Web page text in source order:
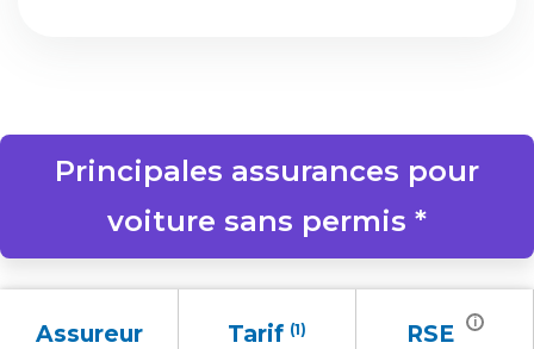
Principales assurances pour
voiture sans permis *
Assureur Tarif (1) RSE i